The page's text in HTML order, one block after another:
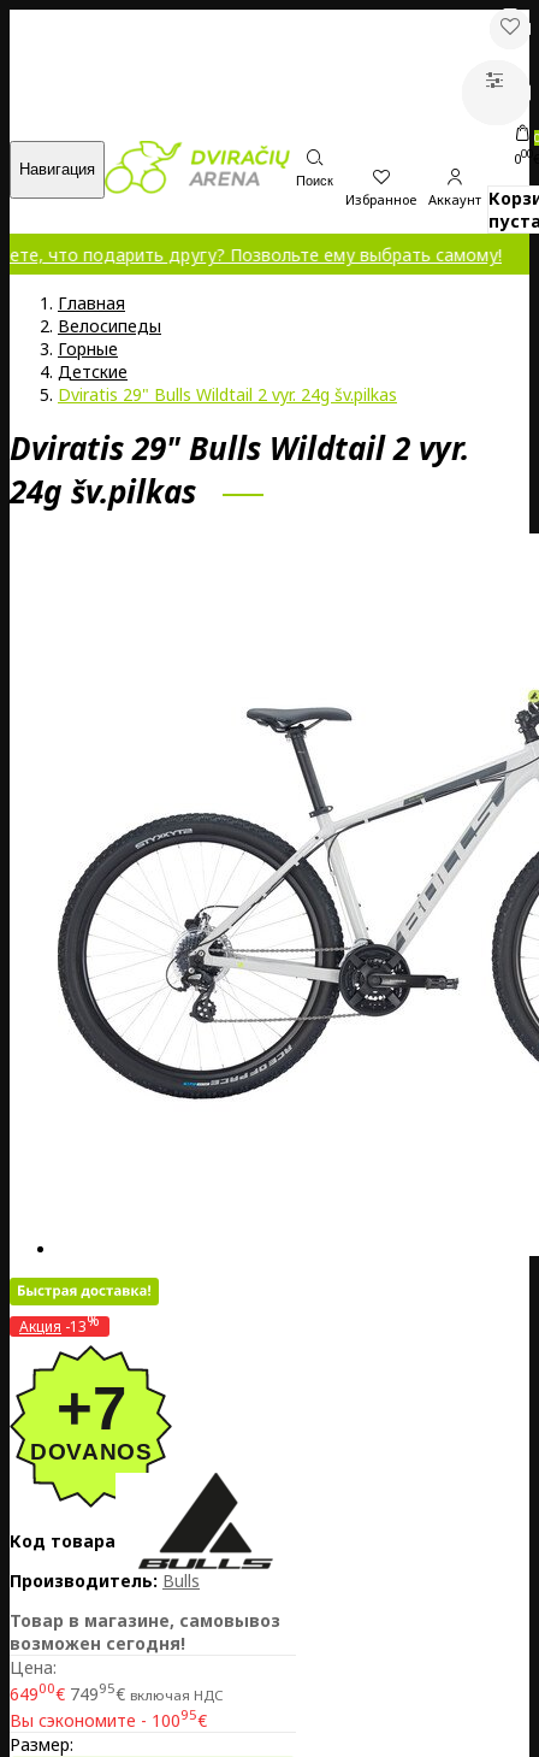
Навигация
Поиск
Избранное Аккаунт
0
000
другу? Позвольте ему выбрать самому!
Главная
Велосипеды
Горные
Детские
Dviratis 29" Bulls Wildtail 2 vyr. 24g šv.pilkas
Dviratis 29" Bulls Wildtail 2 vyr.
24g šv.pilkas
Акция -13%
Код товара:
DE20-504-105
Производитель: Bulls
Товар в магазине, самовывоз
возможен сегодня!
Цена:
64900€ 74995€ включая НДС
Вы сэкономите - 10095€
Размер: